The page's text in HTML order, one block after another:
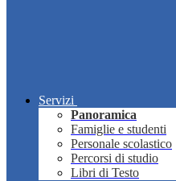
Servizi
Panoramica
Famiglie e studenti
Personale scolastico
Percorsi di studio
Libri di Testo